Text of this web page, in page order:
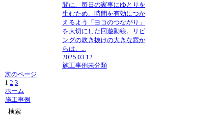
間に。毎日の家事にゆとりを
生むため、時間を有効につか
えるよう「ヨコのつながり」
を大切にした回遊動線。リビ
ングの吹き抜けの大きな窓か
らは、...
2025.03.12
施工事例未分類
次のページ
1 2 3
へ
ホーム
施工事例
検索